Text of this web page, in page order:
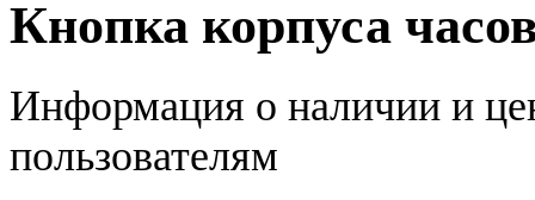
Кнопка корпуса
Информация о наличии и
пользователям